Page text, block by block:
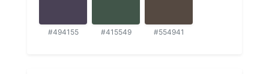
#494155 #415549 #554941